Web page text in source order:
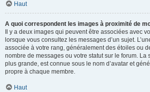
Haut
A quoi correspondent les images à proximité de
Il y a deux images qui peuvent être associées avec
lorsque vous consultez les messages d’un sujet.
associée à votre rang, généralement des étoiles ou
nombre de messages ou votre statut sur le forum. La
plus grande, est connue sous le nom d’avatar et
propre à chaque membre.
Haut